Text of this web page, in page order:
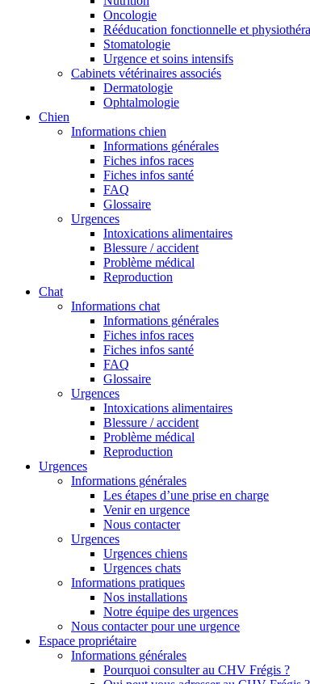
Oncologie
Rééducation fonctionnelle et
Stomatologie
Urgence et soins intensifs
Cabinets vétérinaires associés
Dermatologie
Ophtalmologie
Chien
Informations chien
Informations générales
Fiches infos races
Fiches infos santé
FAQ
Glossaire
Urgences
Intoxications alimentaires
Blessure / accident
Problème médical
Reproduction
Chat
Informations chat
Informations générales
Fiches infos races
Fiches infos santé
FAQ
Glossaire
Urgences
Intoxications alimentaires
Blessure / accident
Problème médical
Reproduction
Urgences
Informations générales
Les étapes d’une prise en charge
Venir en urgence
Nous contacter
Urgences
Urgences chiens
Urgences chats
Informations pratiques
Nos installations
Notre équipe des urgences
Nous contacter pour une urgence
Espace propriétaire
Informations générales
Pourquoi consulter au CHV Frégis ?